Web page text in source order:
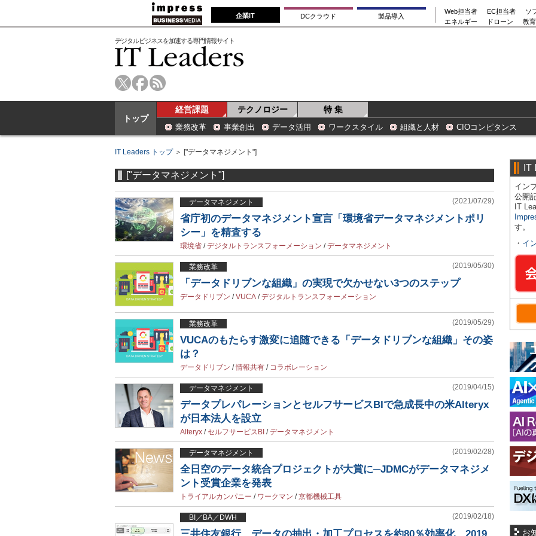
企業IT DCクラウド 製品導入
Web担当者 EC担当者
ソ
エネルギー
ドローン 教
デジタルビジネスを加速する専門情報サイト
トップ
経営課題 テクノロジー 特 集
業務改革 事業創出 データ活用 ワークスタイル 組織と人材 CIOコンピタンス
IT Leaders トップ＞ ["データマネジメント"]
["データマネジメント"]
データマネジメント (2021/07/29)
省庁初のデータマネジメント宣言「環境省データマネジメントポリ
シー」を精査する
環境省 /デジタルトランスフォーメーション /データマネジメント
業務改革 (2019/05/30)
「データドリブンな組織」の実現で欠かせない3つのステップ
データドリブン /VUCA /デジタルトランスフォーメーション
業務改革 (2019/05/29)
VUCAのもたらす激変に追随できる「データドリブンな組織」その姿
は？
データドリブン /情報共有 / コラボレーション
データマネジメント (2019/04/15)
データプレパレーションとセルフサービスBIで急成長中の米Alteryx
が日本法人を設立
Alteryx / セルフサービスBI /データマネジメント
データマネジメント (2019/02/28)
全日空のデータ統合プロジェクトが大賞に─JDMCがデータマネジメ
ント受賞企業を発表
トライアルカンパニー / ワークマン /京都機械工具
BI／BA／DWH (2019/02/18)
IT
イン
公開
IT
す。
・ イ
お